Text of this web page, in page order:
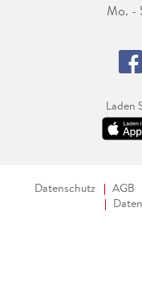
Mo. -
Laden
Datenschutz AGB